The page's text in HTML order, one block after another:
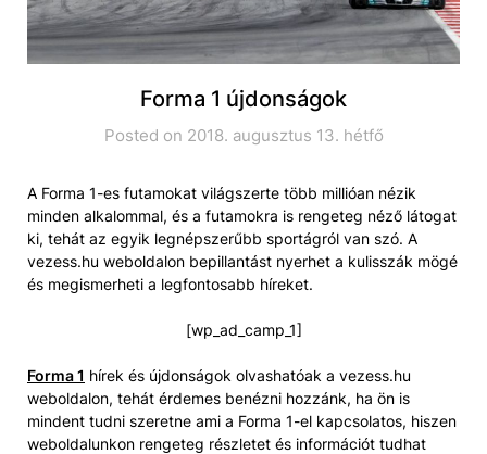
Forma 1 újdonságok
Posted on 2018. augusztus 13. hétfő
A Forma 1-es futamokat világszerte több millióan nézik
minden alkalommal, és a futamokra is rengeteg néző látogat
ki, tehát az egyik legnépszerűbb sportágról van szó. A
vezess.hu weboldalon bepillantást nyerhet a kulisszák mögé
és megismerheti a legfontosabb híreket.
[wp_ad_camp_1]
Forma 1 hírek és újdonságok olvashatóak a vezess.hu
weboldalon, tehát érdemes benézni hozzánk, ha ön is
mindent tudni szeretne ami a Forma 1-el kapcsolatos, hiszen
weboldalunkon rengeteg részletet és információt tudhat